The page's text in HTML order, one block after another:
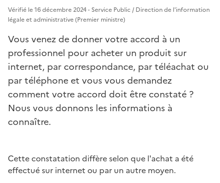
Vérifié le 16 décembre 2024 - Service Public / Direction de l'information
légale et administrative (Premier ministre)
Vous venez de donner votre accord à un
professionnel pour acheter un produit sur
internet, par correspondance, par téléachat ou
par téléphone et vous vous demandez
comment votre accord doit être constaté ?
Nous vous donnons les informations à
connaître.
Cette constatation diffère selon que l'achat a été
effectué sur internet ou par un autre moyen.